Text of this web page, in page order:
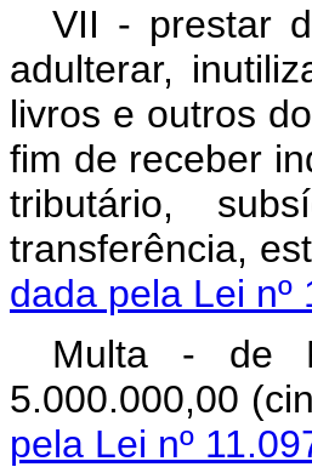
VII - prestar
adulterar,
livros e outros
fim de receber
tributário,
dada pela Lei nº
Multa - de
pela Lei nº